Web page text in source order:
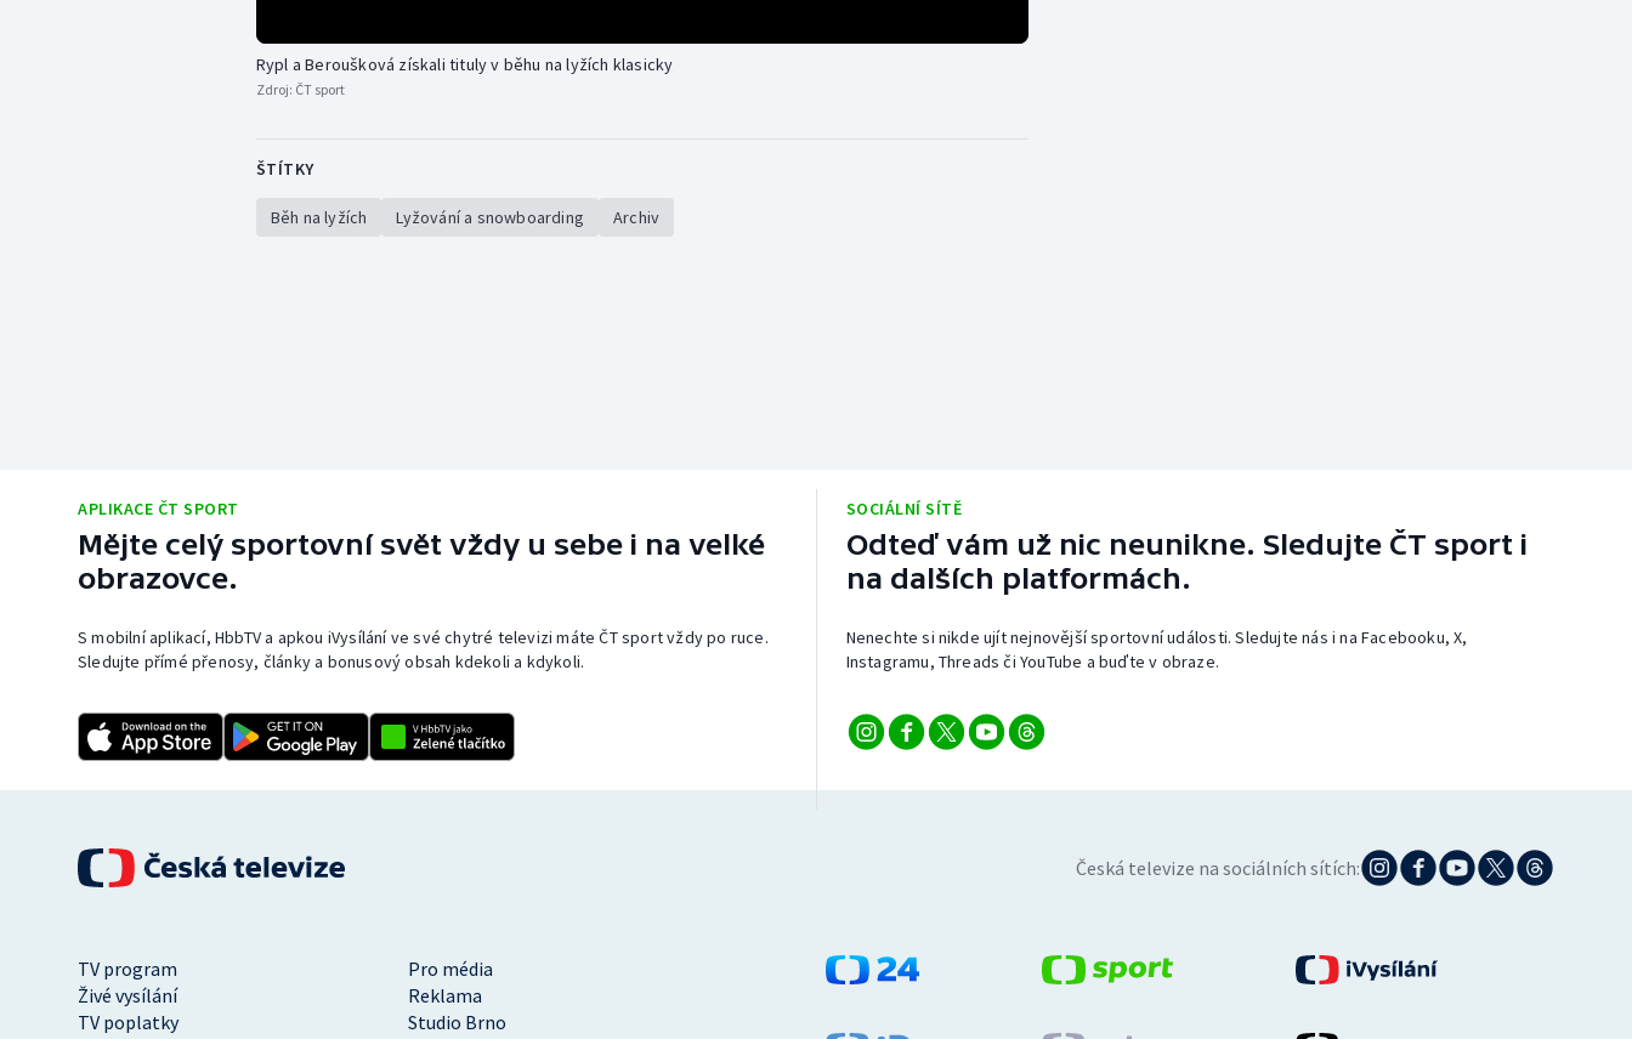
Rypl a Beroušková získali tituly v běhu na lyžích klasicky
Zdroj: ČT sport
ŠTÍTKY
Běh na lyžích Lyžování a snowboarding Archiv
APLIKACE ČT SPORT
Mějte celý sportovní svět vždy u sebe i na velké
obrazovce.
S mobilní aplikací, HbbTV a apkou iVysílání ve své chytré televizi máte ČT sport vždy po ruce.
Sledujte přímé přenosy, články a bonusový obsah kdekoli a kdykoli.
SOCIÁLNÍ SÍTĚ
Odteď vám už nic neunikne. Sledujte ČT sport i
na dalších platformách.
Nenechte si nikde ujít nejnovější sportovní události. Sledujte nás i na Facebooku, X,
Instagramu, Threads či YouTube a buďte v obraze.
Česká televize na sociálních sítích:
TV program
Pro média
Živé vysílání
Reklama
TV poplatky
Studio Brno